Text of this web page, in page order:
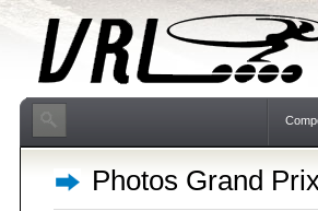
Photos Grand